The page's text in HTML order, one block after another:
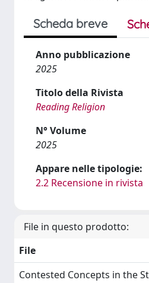
Scheda breve
Anno pubblicazione
2025
Titolo della Rivista
Reading Religion
N° Volume
2025
Appare nelle tipologie:
2.2 Recensione in rivista
File in questo prodotto:
File
Contested Concepts in the